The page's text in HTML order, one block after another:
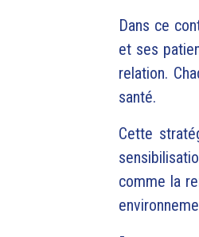
Dans ce
et ses
relation.
santé.
Cette
comme la